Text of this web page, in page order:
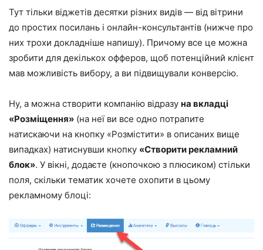
Тут тільки віджетів десятки різних видів — від вітрини
до простих посилань і онлайн-консультантів (нижче про
них трохи докладніше напишу). Причому все це можна
зробити для декількох офферов, щоб потенційний клієнт
мав можливість вибору, а ви підвищували конверсію.
Ну, а можна створити компанію відразу на вкладці
«Розміщення» (на неї ви все одно потрапите
натискаючи на кнопку «Розмістити» в описаних вище
випадках) натиснувши кнопку «Створити рекламний
блок». У вікні, додаєте (кнопочкою з плюсиком) стільки
поля, скільки тематик хочете охопити в цьому
рекламному блоці: